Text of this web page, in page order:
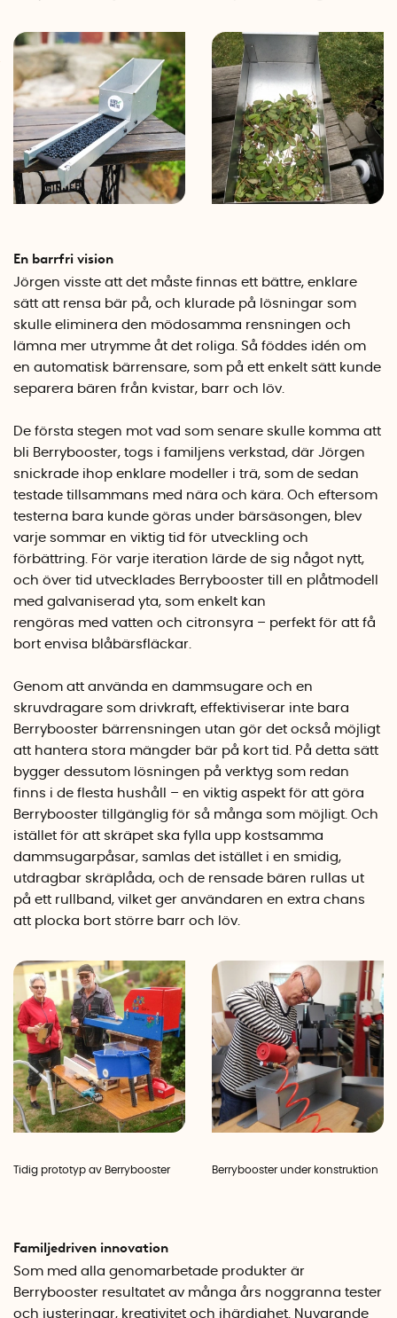
En barrfri vision
Jörgen visste att det måste finnas ett bättre, enklare
sätt att rensa bär på, och klurade på lösningar som
skulle eliminera den mödosamma rensningen och
lämna mer utrymme åt det roliga. Så föddes idén om
en automatisk bärrensare, som på ett enkelt sätt kunde
separera bären från kvistar, barr och löv.
De första stegen mot vad som senare skulle komma att
bli Berrybooster, togs i familjens verkstad, där Jörgen
snickrade ihop enklare modeller i trä, som de sedan
testade tillsammans med nära och kära. Och eftersom
testerna bara kunde göras under bärsäsongen, blev
varje sommar en viktig tid för utveckling och
förbättring. För varje iteration lärde de sig något nytt,
och över tid utvecklades Berrybooster till en plåtmodell
med galvaniserad yta, som enkelt kan
rengöras med vatten och citronsyra – perfekt för att få
bort envisa blåbärsfläckar.
Genom att använda en dammsugare och en
skruvdragare som drivkraft, effektiviserar inte bara
Berrybooster bärrensningen utan gör det också möjligt
att hantera stora mängder bär på kort tid. På detta sätt
bygger dessutom lösningen på verktyg som redan
finns i de flesta hushåll – en viktig aspekt för att göra
Berrybooster tillgänglig för så många som möjligt. Och
istället för att skräpet ska fylla upp kostsamma
dammsugarpåsar, samlas det istället i en smidig,
utdragbar skräplåda, och de rensade bären rullas ut
på ett rullband, vilket ger användaren en extra chans
att plocka bort större barr och löv.
Tidig prototyp av Berrybooster Berrybooster under konstruktion
Familjedriven innovation
Som med alla genomarbetade produkter är
Berrybooster resultatet av många års noggranna tester
och justeringar, kreativitet och ihärdighet. Nuvarande